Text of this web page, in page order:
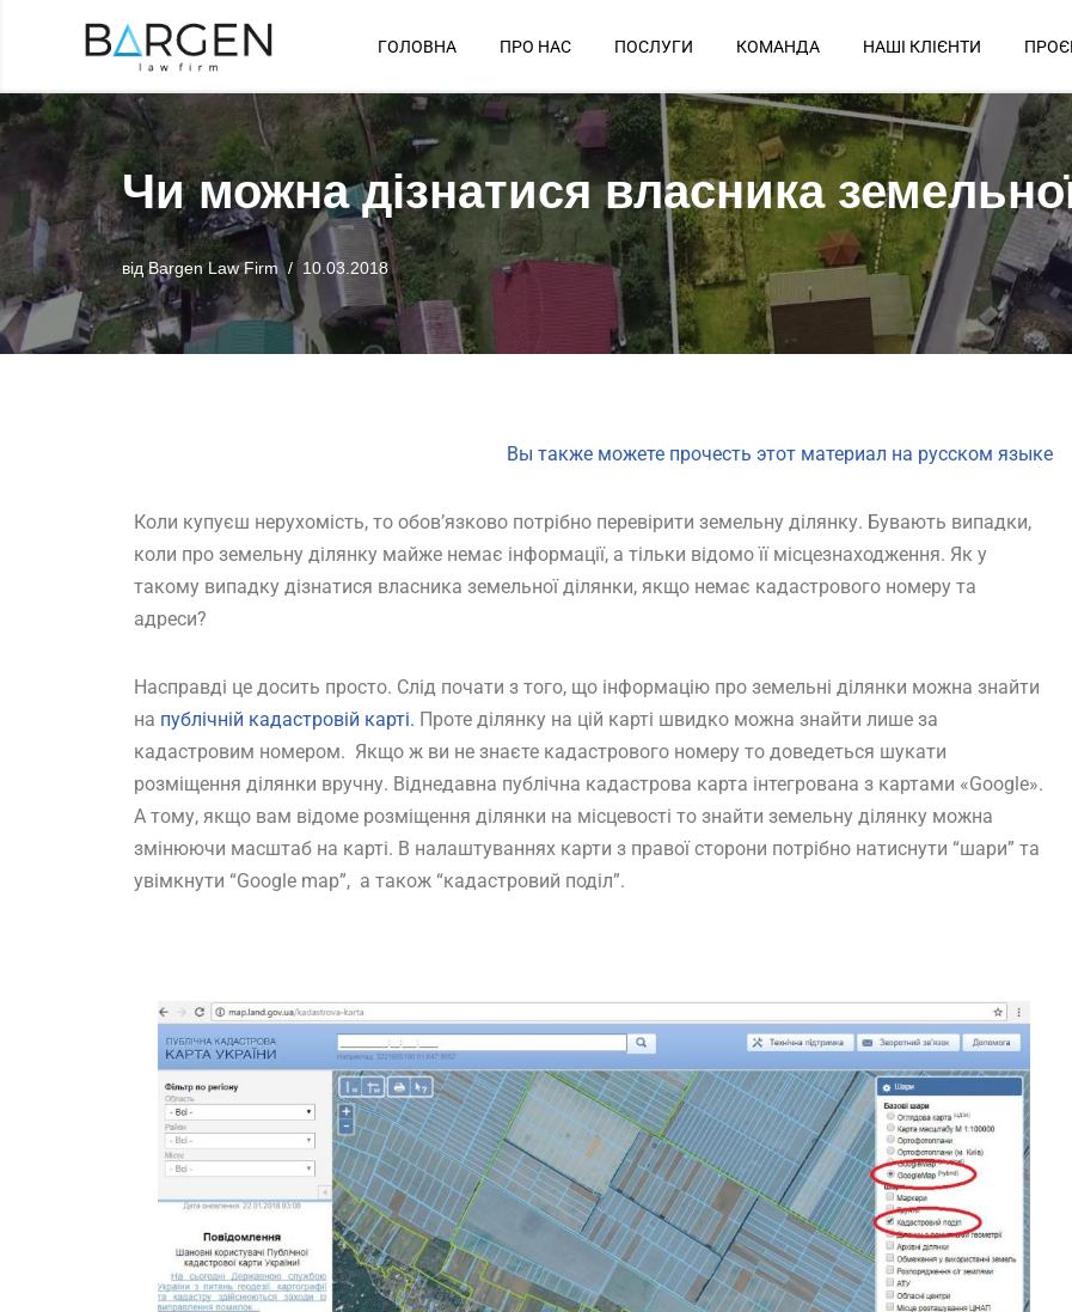
до
вмісту
ГОЛОВНА ПРО НАС ПОСЛУГИ КОМАНДА НАШІ КЛІЄНТИ
Чи можна дізнатися власника
відBargen Law Firm 10.03.2018
Вы также можете прочесть этот материал на русском языке
Коли купуєш нерухомість, то обов’язково потрібно перевірити земельну ділянку. Бувають випадки,
коли про земельну ділянку майже немає інформації, а тільки відомо її місцезнаходження. Як у
такому випадку дізнатися власника земельної ділянки, якщо немає кадастрового номеру та
адреси?
Насправді це досить просто. Слід почати з того, що інформацію про земельні ділянки можна знайти
на публічній кадастровій карті. Проте ділянку на цій карті швидко можна знайти лише за
кадастровим номером. Якщо ж ви не знаєте кадастрового номеру то доведеться шукати
розміщення ділянки вручну. Віднедавна публічна кадастрова карта інтегрована з картами «Google».
А тому, якщо вам відоме розміщення ділянки на місцевості то знайти земельну ділянку можна
змінюючи масштаб на карті. В налаштуваннях карти з правої сторони потрібно натиснути “шари” та
увімкнути “Google map”, а також “кадастровий поділ”.